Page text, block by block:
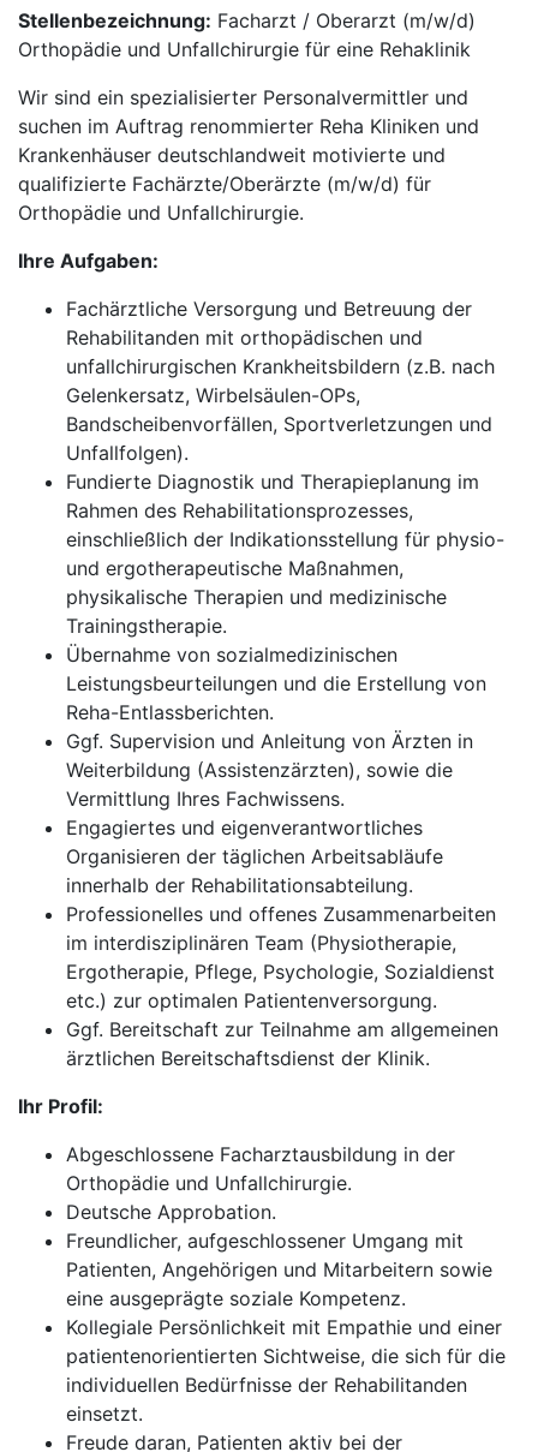
Stellenbezeichnung: Facharzt / Oberarzt (m/w/d)
Orthopädie und Unfallchirurgie für eine Rehaklinik
Wir sind ein spezialisierter Personalvermittler und
suchen im Auftrag renommierter Reha Kliniken und
Krankenhäuser deutschlandweit motivierte und
qualifizierte Fachärzte/Oberärzte (m/w/d) für
Orthopädie und Unfallchirurgie.
Ihre Aufgaben:
Fachärztliche Versorgung und Betreuung der
Rehabilitanden mit orthopädischen und
unfallchirurgischen Krankheitsbildern (z.B. nach
Gelenkersatz, Wirbelsäulen-OPs,
Bandscheibenvorfällen, Sportverletzungen und
Unfallfolgen).
Fundierte Diagnostik und Therapieplanung im
Rahmen des Rehabilitationsprozesses,
einschließlich der Indikationsstellung für physio-
und ergotherapeutische Maßnahmen,
physikalische Therapien und medizinische
Trainingstherapie.
Übernahme von sozialmedizinischen
Leistungsbeurteilungen und die Erstellung von
Reha-Entlassberichten.
Ggf. Supervision und Anleitung von Ärzten in
Weiterbildung (Assistenzärzten), sowie die
Vermittlung Ihres Fachwissens.
Engagiertes und eigenverantwortliches
Organisieren der täglichen Arbeitsabläufe
innerhalb der Rehabilitationsabteilung.
Professionelles und offenes Zusammenarbeiten
im interdisziplinären Team (Physiotherapie,
Ergotherapie, Pflege, Psychologie, Sozialdienst
etc.) zur optimalen Patientenversorgung.
Ggf. Bereitschaft zur Teilnahme am allgemeinen
ärztlichen Bereitschaftsdienst der Klinik.
Ihr Profil:
Abgeschlossene Facharztausbildung in der
Orthopädie und Unfallchirurgie.
Deutsche Approbation.
Freundlicher, aufgeschlossener Umgang mit
Patienten, Angehörigen und Mitarbeitern sowie
eine ausgeprägte soziale Kompetenz.
Kollegiale Persönlichkeit mit Empathie und einer
patientenorientierten Sichtweise, die sich für die
individuellen Bedürfnisse der Rehabilitanden
einsetzt.
Freude daran, Patienten aktiv bei der